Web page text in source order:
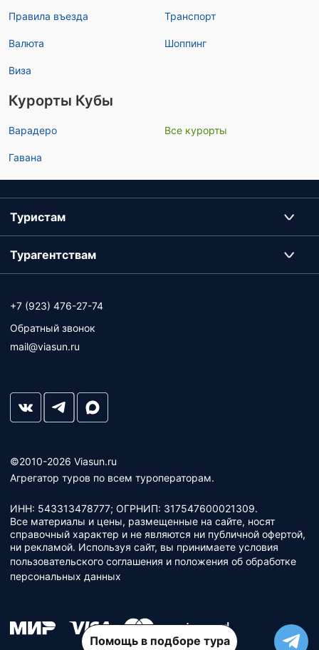
Правила въезда
Валюта
Виза
Транспорт
Шоппинг
Курорты Кубы
Варадеро
Гавана
Все курорты
©2010-2026 Viasun.ru
Агрегатор туров по всем туроператорам.
ИНН: 543313478777; ОГРНИП: 317547600021309.
Все материалы и цены, размещенные на сайте, носят
справочный характер и не являются ни публичной офертой,
ни рекламой. Используя сайт, вы принимаете условия
пользовательского соглашения и положения об обработке
персональных данных
Туристам
Турагентствам
+7 (923) 476-27-74
Обратный звонок
mail@viasun.ru
Помощь в подборе тура